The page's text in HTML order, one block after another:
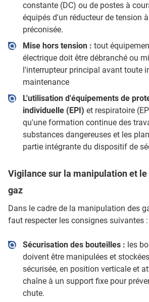
constante (DC) ou de postes à
équipés d'un réducteur de tension
préconisée.
Mise hors tension : tout
électrique doit être débranché ou
l'interrupteur principal avant toute
maintenance
L'utilisation d'équipements de
individuelle (EPI) et respiratoire
qu'une formation continue des
substances dangereuses et les
partie intégrante du dispositif de
Vigilance sur la manipulation et le
gaz
Dans le cadre de la manipulation des
faut respecter les consignes suivantes :
Sécurisation des bouteilles : les
doivent être manipulées et
sécurisée, en position verticale et
chaîne à un support fixe pour
chute.